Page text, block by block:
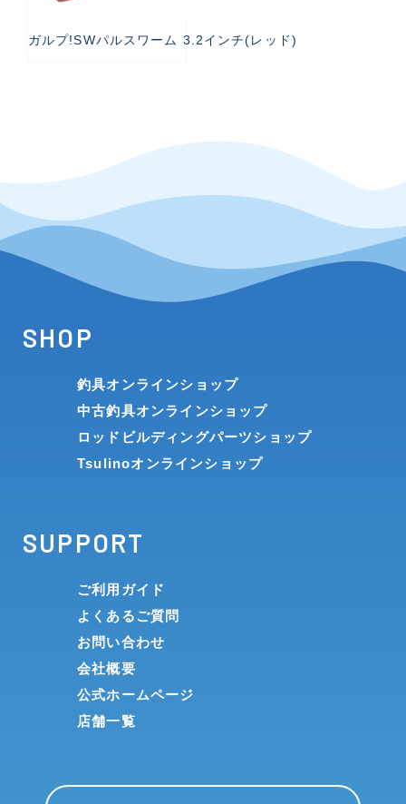
ガルプ!SWパルスワーム 3.2インチ(レッド)
SHOP
釣具オンラインショップ
中古釣具オンラインショップ
ロッドビルディングパーツショップ
Tsulinoオンラインショップ
SUPPORT
ご利用ガイド
よくあるご質問
お問い合わせ
会社概要
公式ホームページ
店舗一覧